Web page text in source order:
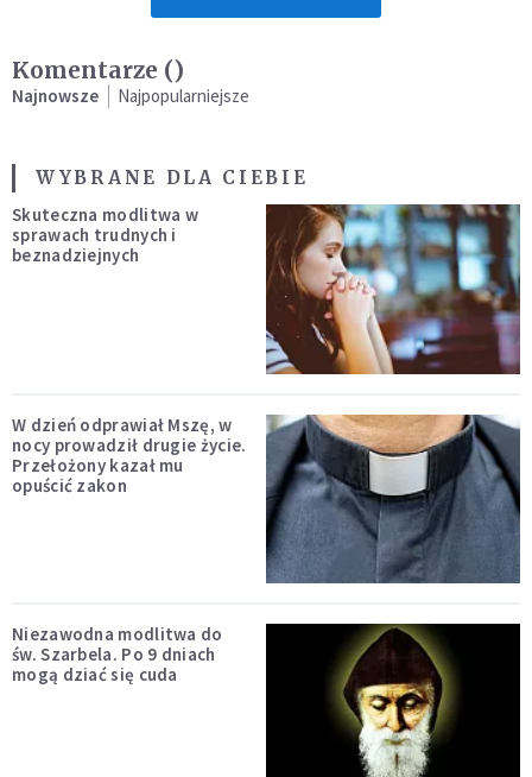
Komentarze ()
Najnowsze Najpopularniejsze
WYBRANE DLA CIEBIE
Skuteczna modlitwa w
sprawach trudnych i
beznadziejnych
W dzień odprawiał Mszę, w
nocy prowadził drugie życie.
Przełożony kazał mu
opuścić zakon
Niezawodna modlitwa do
św. Szarbela. Po 9 dniach
mogą dziać się cuda